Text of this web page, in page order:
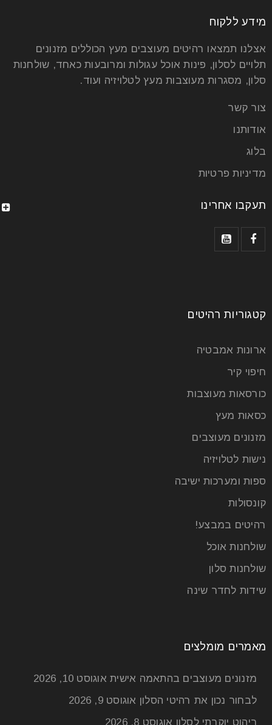
מידע ללקוח
אצלנו תמצאו רהיטים מעוצבים מעץ הכוללים מזנונים
תלויים לסלון, פינות אוכל עגולות ומרובעות כאחד, שולחנות
סלון, מסגרות מעוצבות מעץ לטלויזיה ועוד.
צור קשר
אודותנו
בלוג
מדיניות פרטיות
תעקבו אחרינו
קטגוריות רהיטים
ארונות אמבטיה
חיפוי קיר
כורסאות מעוצבות
כסאות מעץ
מזנונים מעוצבים
נישות לטלויזיה
ספות ומערכות ישיבה
קונסולות
רהיטים במבצע!
שולחנות אוכל
שולחנות סלון
שידות לחדר שינה
מאמרים מומלצים
מזנונים מעוצבים בהתאמה אישית אוגוסט 10, 2026
לבחור נכון את רהיטי הסלון אוגוסט 9, 2026
ריהוט יוקרתי לסלון אוגוסט 8, 2026